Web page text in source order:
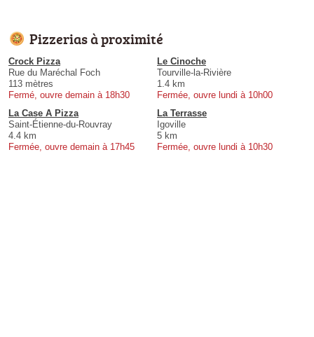
Pizzerias à proximité
Crock Pizza
Rue du Maréchal Foch
113 mètres
Fermé, ouvre demain à 18h30
Le Cinoche
Tourville-la-Rivière
1.4 km
Fermée, ouvre lundi à 10h00
La Case A Pizza
Saint-Étienne-du-Rouvray
4.4 km
Fermée, ouvre demain à 17h45
La Terrasse
Igoville
5 km
Fermée, ouvre lundi à 10h30